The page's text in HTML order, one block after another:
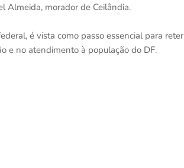
Almeida, morador de Ceilândia.
é vista como passo essencial para reter
e no atendimento à população do DF.